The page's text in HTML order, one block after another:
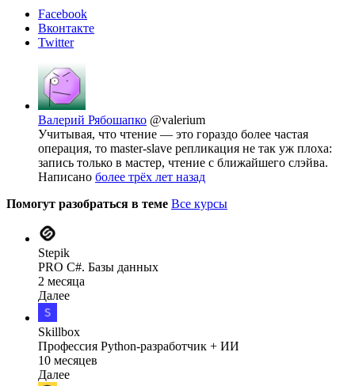
Facebook
Вконтакте
Twitter
Валерий Рябошапко @valerium
Учитывая, что чтение — это гораздо более частая
операция, то master-slave репликация не так уж плоха:
запись только в мастер, чтение с ближайшего слэйва.
Написано более трёх лет назад
Помогут разобраться в теме Все курсы
Stepik
PRO C#. Базы данных
2 месяца
Далее
Skillbox
Профессия Python-разработчик + ИИ
10 месяцев
Далее